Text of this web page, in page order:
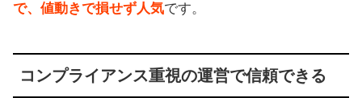
で、値動きで損せず人気です。
コンプライアンス重視の運営で信頼できる